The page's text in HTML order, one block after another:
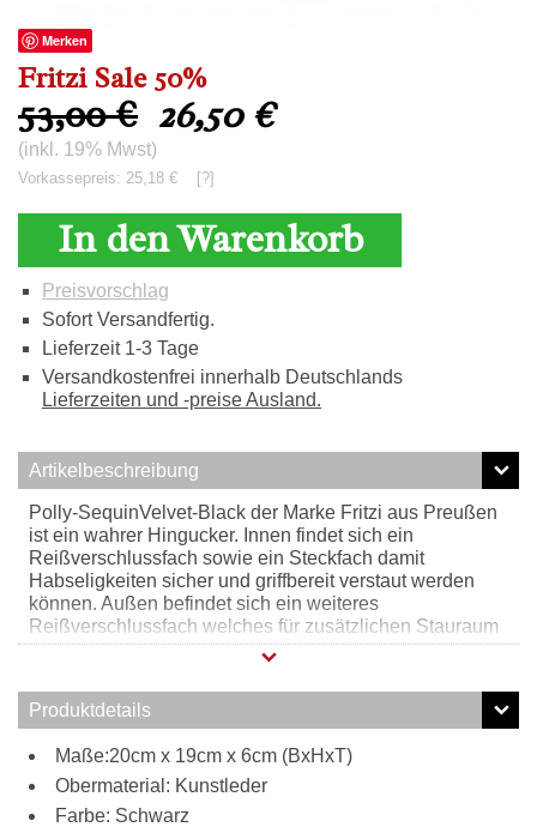
Merken
Fritzi Sale 50%
53,00 € 26,50 €
(inkl. 19% Mwst)
Vorkassepreis: 25,18 € [?]
In den Warenkorb
Preisvorschlag
Sofort Versandfertig.
Lieferzeit 1-3 Tage
Versandkostenfrei innerhalb Deutschlands
Lieferzeiten und -preise Ausland.
Artikelbeschreibung
Polly-SequinVelvet-Black der Marke Fritzi aus Preußen
ist ein wahrer Hingucker. Innen findet sich ein
Reißverschlussfach sowie ein Steckfach damit
Habseligkeiten sicher und griffbereit verstaut werden
können. Außen befindet sich ein weiteres
Reißverschlussfach welches für zusätzlichen Stauraum
sorgt. Durch den flauschigen Überschlag sind Ihnen viele
100% Tierfreundlich und Lederfrei.
Produktdetails
Maße:20cm x 19cm x 6cm (BxHxT)
Obermaterial: Kunstleder
Farbe: Schwarz